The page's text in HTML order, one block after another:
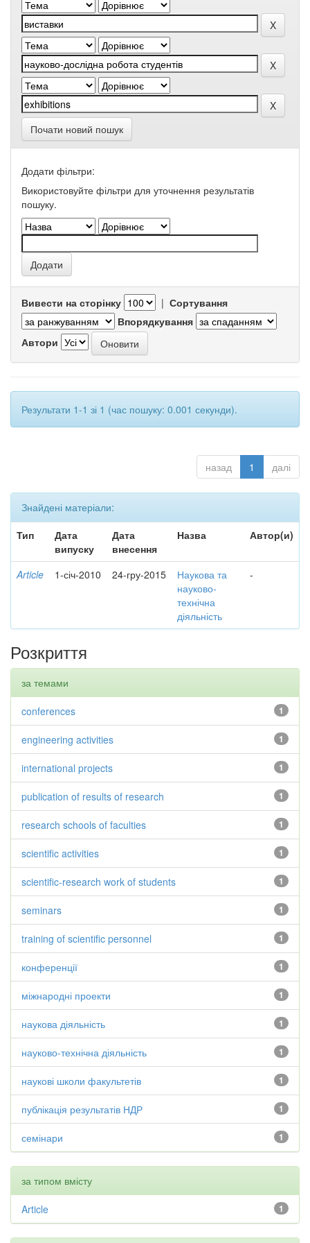
Почати новий пошук
Додати фільтри:
Використовуйте фільтри для уточнення результатів
пошуку.
Вивести на сторінку | Сортування
Впорядкування
Автори
Результати 1-1 зі 1 (час пошуку: 0.001 секунди).
назад 1 далі
Знайдені матеріали:
Тип
Дата
випуску
Дата
внесення
Назва Автор(и)
Article 1-січ-2010 24-гру-2015
Наукова та
науково-
технічна
діяльність
-
Розкриття
за темами
1
conferences
1
engineering activities
1
international projects
1
publication of results of research
1
research schools of faculties
1
scientific activities
1
scientific-research work of students
1
seminars
1
training of scientific personnel
1
конференції
1
міжнародні проекти
1
наукова діяльність
1
науково-технічна діяльність
1
наукові школи факультетів
1
публікація результатів НДР
1
семінари
за типом вмісту
1
Article